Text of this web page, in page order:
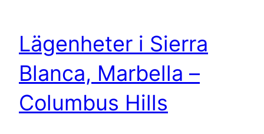
Lägenheter i Sierra
Blanca, Marbella –
Columbus Hills